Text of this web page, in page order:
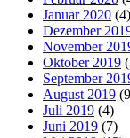
Januar 2020 (4)
Dezember
November
Oktober 2019
September
August 2019
Juli 2019 (4)
Juni 2019 (7)